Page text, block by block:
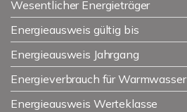
Wesentlicher Energieträger
Energieausweis gültig bis
Energieausweis Jahrgang
Energieverbrauch für Warmwasser
Energieausweis Werteklasse